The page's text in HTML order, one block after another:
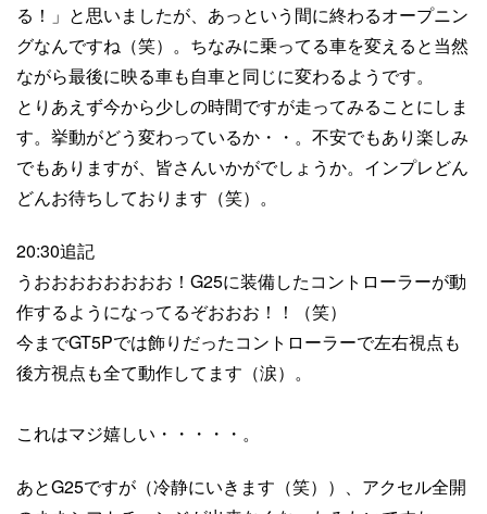
る！」と思いましたが、あっという間に終わるオープニン
グなんですね（笑）。ちなみに乗ってる車を変えると当然
ながら最後に映る車も自車と同じに変わるようです。
とりあえず今から少しの時間ですが走ってみることにしま
す。挙動がどう変わっているか・・。不安でもあり楽しみ
でもありますが、皆さんいかがでしょうか。インプレどん
どんお待ちしております（笑）。
20:30追記
うおおおおおおおお！G25に装備したコントローラーが動
作するようになってるぞおおお！！（笑）
今までGT5Pでは飾りだったコントローラーで左右視点も
後方視点も全て動作してます（涙）。
これはマジ嬉しい・・・・・。
あとG25ですが（冷静にいきます（笑））、アクセル全開